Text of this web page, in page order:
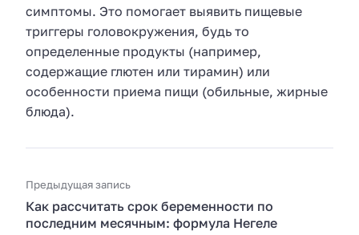
симптомы. Это помогает выявить пищевые
триггеры головокружения, будь то
определенные продукты (например,
содержащие глютен или тирамин) или
особенности приема пищи (обильные, жирные
блюда).
Предыдущая запись
Как рассчитать срок беременности по
последним месячным: формула Негеле